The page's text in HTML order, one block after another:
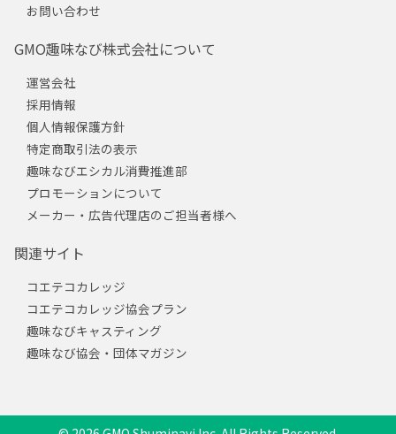
お問い合わせ
GMO趣味なび株式会社について
運営会社
採用情報
個人情報保護方針
特定商取引法の表示
趣味なびエシカル消費推進部
プロモーションについて
メーカー・広告代理店のご担当者様へ
関連サイト
コエテコカレッジ
コエテコカレッジ協会プラン
趣味なびキャスティング
趣味なび協会・団体マガジン